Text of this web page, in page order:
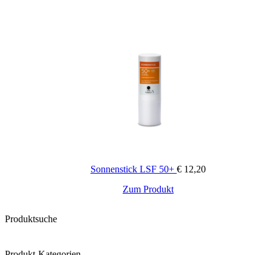
Sonnenstick LSF 50+ € 12,20
Zum Produkt
Produktsuche